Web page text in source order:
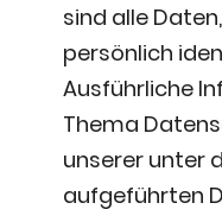
sind alle
persönlich
Ausführliche
Thema
unserer unter
aufgeführten